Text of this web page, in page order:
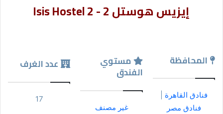
إيزيس هوستل 2 - Isis Hostel 2
المحافظة
فنادق القاهرة
فنادق مصر
مستوي
الفندق
غير مصنف
عدد الغرف
17